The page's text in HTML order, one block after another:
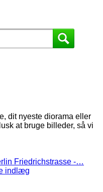
dit nyeste diorama eller
at bruge billeder, så vi
Friedrichstrasse -…
indlæg